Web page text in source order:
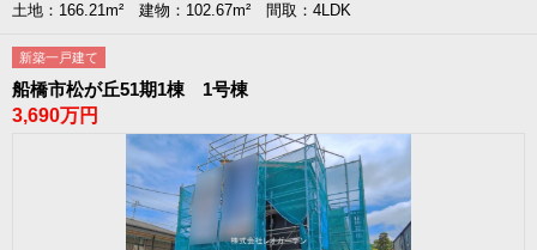
土地：166.21m² 建物：102.67m² 間取：4LDK
新築一戸建て
船橋市松が丘51期1棟 1号棟
3,690万円